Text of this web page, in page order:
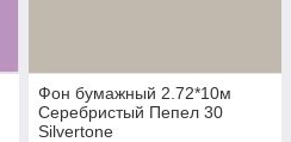
Фон бумажный 2.72*10м
Серебристый Пепел 30
Silvertone